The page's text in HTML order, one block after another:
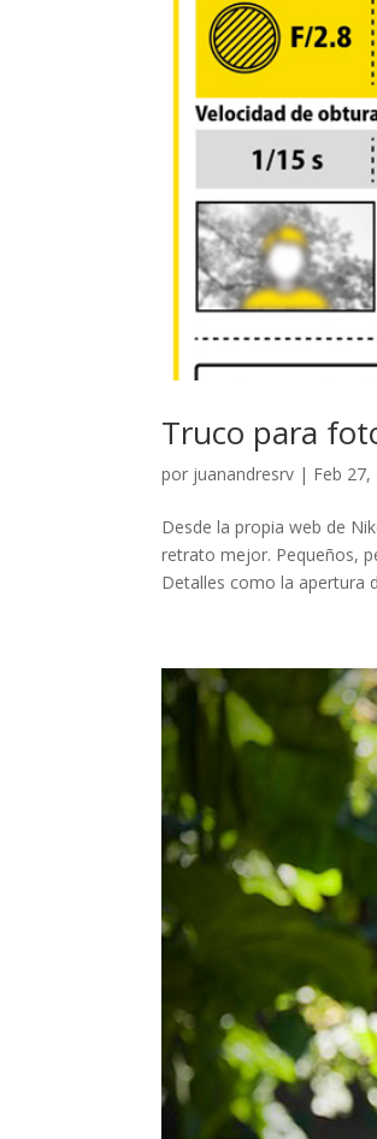
Truco para
por juanandresrv | Feb 27,
Desde la propia web de
retrato mejor. Pequeños,
Detalles como la apertura